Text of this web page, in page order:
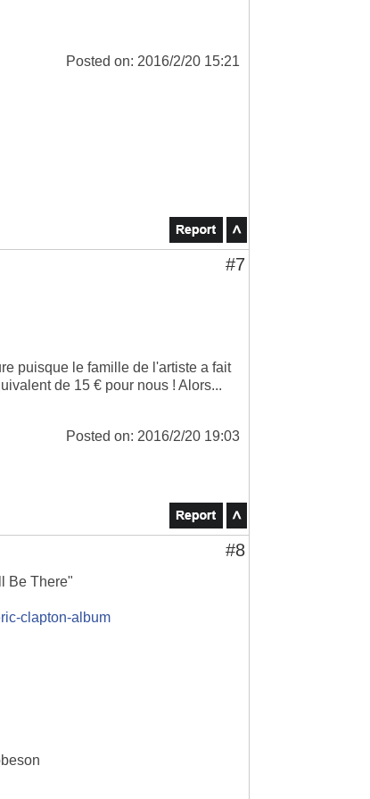
Posted on: 2016/2/20 15:21
#7
puisque le famille de l'artiste a fait
de 15 € pour nous ! Alors...
Posted on: 2016/2/20 19:03
#8
Be There"
clapton-album